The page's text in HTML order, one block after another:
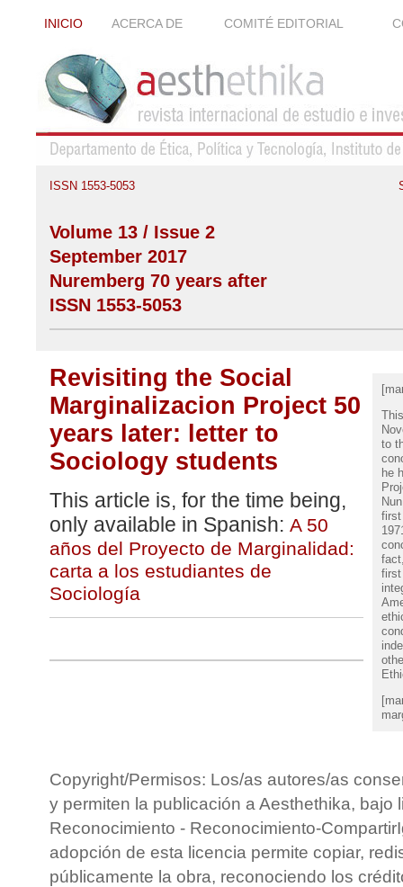
INICIO ACERCA DE COMITÉ EDITORIAL
ISSN 1553-5053
Volume 13 / Issue 2
September 2017
Nuremberg 70 years after
ISSN 1553-5053
to
he
first
first
Revisiting the Social
Marginalizacion Project 50
years later: letter to
Sociology students
This article is, for the time being,
only available in Spanish: A 50
años del Proyecto de Marginalidad:
carta a los estudiantes de
Sociología
Copyright/Permisos: Los/as autores/as
y permiten la publicación a Aesthethika, bajo
Reconocimiento - Reconocimiento-
adopción de esta licencia permite copiar,
públicamente la obra, reconociendo los